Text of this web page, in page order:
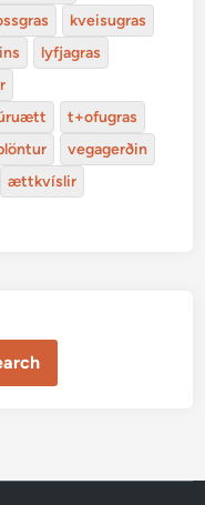
kveisugras
lyfjagras
t+ofugras
vegagerðin
ættkvíslir